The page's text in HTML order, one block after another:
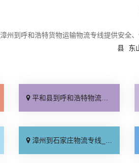
漳州到呼和浩特货物运输物流专线提供安全
县
东
平和县到呼和浩特物流专线_市县闪送「专业可靠」
漳州到石家庄物流专线_专线快运「全境到达」